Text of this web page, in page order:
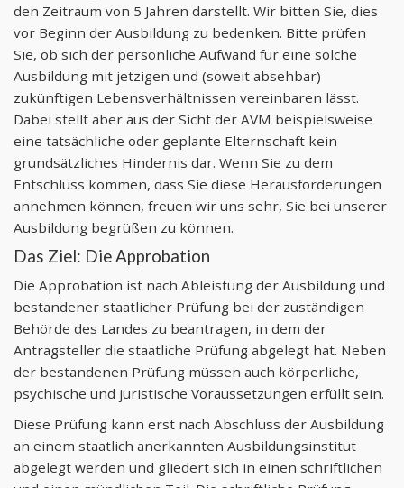
den Zeitraum von 5 Jahren darstellt. Wir bitten Sie, dies
vor Beginn der Ausbildung zu bedenken. Bitte prüfen
Sie, ob sich der persönliche Aufwand für eine solche
Ausbildung mit jetzigen und (soweit absehbar)
zukünftigen Lebensverhältnissen vereinbaren lässt.
Dabei stellt aber aus der Sicht der AVM beispielsweise
eine tatsächliche oder geplante Elternschaft kein
grundsätzliches Hindernis dar. Wenn Sie zu dem
Entschluss kommen, dass Sie diese Herausforderungen
annehmen können, freuen wir uns sehr, Sie bei unserer
Ausbildung begrüßen zu können.
Das Ziel: Die Approbation
Die Approbation ist nach Ableistung der Ausbildung und
bestandener staatlicher Prüfung bei der zuständigen
Behörde des Landes zu beantragen, in dem der
Antragsteller die staatliche Prüfung abgelegt hat. Neben
der bestandenen Prüfung müssen auch körperliche,
psychische und juristische Voraussetzungen erfüllt sein.
Diese Prüfung kann erst nach Abschluss der Ausbildung
an einem staatlich anerkannten Ausbildungsinstitut
abgelegt werden und gliedert sich in einen schriftlichen